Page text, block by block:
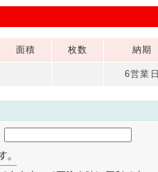
30,229円 36,465円
40,120円
46,276円 56,149円
面積 枚数 納期
6営業日